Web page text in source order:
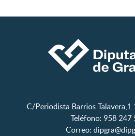
C/Periodista Barrios Talavera,1
Teléfono: 958 247
Correo: